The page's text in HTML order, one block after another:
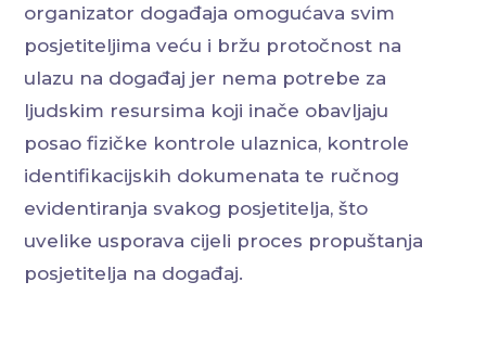
organizator događaja omogućava svim
posjetiteljima veću i bržu protočnost na
ulazu na događaj jer nema potrebe za
ljudskim resursima koji inače obavljaju
posao fizičke kontrole ulaznica, kontrole
identifikacijskih dokumenata te ručnog
evidentiranja svakog posjetitelja, što
uvelike usporava cijeli proces propuštanja
posjetitelja na događaj.